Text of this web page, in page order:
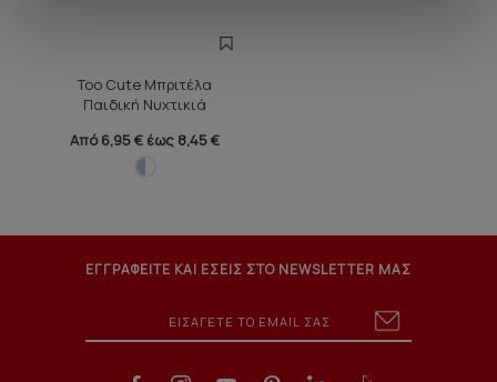
Too Cute Μπριτέλα
Παιδική Νυχτικιά
Από 6,95 € έως 8,45 €
ΕΓΓΡΑΦΕΙΤΕ ΚΑΙ ΕΣΕΙΣ ΣΤΟ NEWSLETTER ΜΑΣ